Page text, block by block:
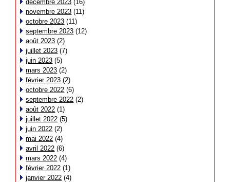
décembre 2023 (16)
novembre 2023 (11)
octobre 2023 (11)
septembre 2023 (12)
août 2023 (2)
juillet 2023 (7)
juin 2023 (5)
mars 2023 (2)
février 2023 (2)
octobre 2022 (6)
septembre 2022 (2)
août 2022 (1)
juillet 2022 (5)
juin 2022 (2)
mai 2022 (4)
avril 2022 (6)
mars 2022 (4)
février 2022 (1)
janvier 2022 (4)